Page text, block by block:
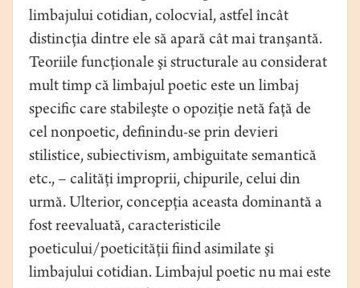
limbajului cotidian, colocvial, astfel încât
distincţia dintre ele să apară cât mai tranşantă.
Teoriile funcţionale şi structurale au considerat
mult timp că limbajul poetic este un limbaj
specific care stabileşte o opoziţie netă faţă de
cel nonpoetic, definindu-se prin devieri
stilistice, subiectivism, ambiguitate semantică
etc., – calităţi improprii, chipurile, celui din
urmă. Ulterior, concepţia aceasta dominantă a
fost reevaluată, caracteristicile
poeticului/poeticităţii fiind asimilate şi
limbajului cotidian. Limbajul poetic nu mai este